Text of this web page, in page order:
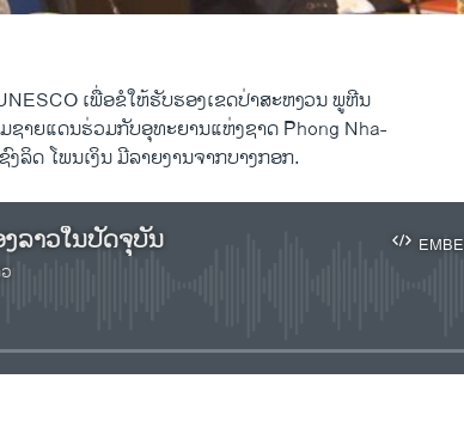
ເພື່ອ​ຂໍ​ໃຫ້​ຮັບຮອງ​ເຂດ​ປ່າ​ສະ​ຫງວນ ພູ​ຫີນ
າຍ​ແດນ​ຮ່ວມ​ກັບ​ອຸ​ທະ​ຍານ​ແຫ່ງ​ຊາດ Phong Nha-
ງ​ລິດ ໂພນ​ເງິນ ມີ​ລາຍ​ງານ​ຈາກ​ບາງກອກ.
ງ​ລາວ​ໃນ​ປັດ​ຈຸ​ບັນ